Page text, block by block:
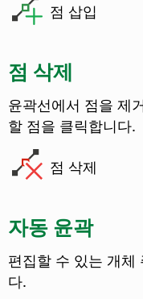
점 삽입
점 삭제
윤곽선에서 점을 제
할 점을 클릭합니다.
점 삭제
자동 윤곽
편집할 수 있는 개체
다.